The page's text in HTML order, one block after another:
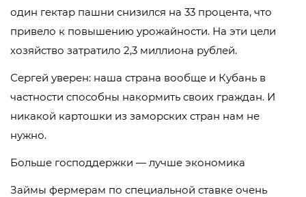
один гектар пашни снизился на 33 процента, что
привело к повышению урожайности. На эти цели
хозяйство затратило 2,3 миллиона рублей.
Сергей уверен: наша страна вообще и Кубань в
частности способны накормить своих граждан. И
никакой картошки из заморских стран нам не
нужно.
Больше господдержки — лучше экономика
Займы фермерам по специальной ставке очень